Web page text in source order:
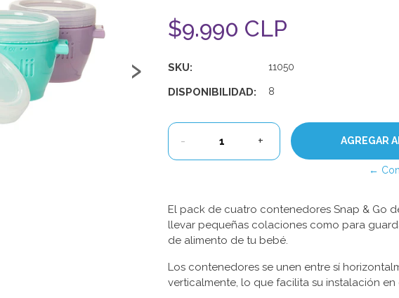
›
$9.990 CLP
SKU: 11050
DISPONIBILIDAD: 8
- +
←
El pack de cuatro contenedores Snap & Go
llevar pequeñas colaciones como para
de alimento de tu bebé.
Los contenedores se unen entre sí
verticalmente, lo que facilita su instalación